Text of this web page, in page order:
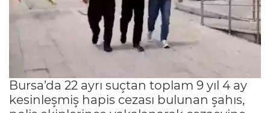
Bursa’da 22 ayrı suçtan toplam 9 yıl 4 ay
kesinleşmiş hapis cezası bulunan şahıs,